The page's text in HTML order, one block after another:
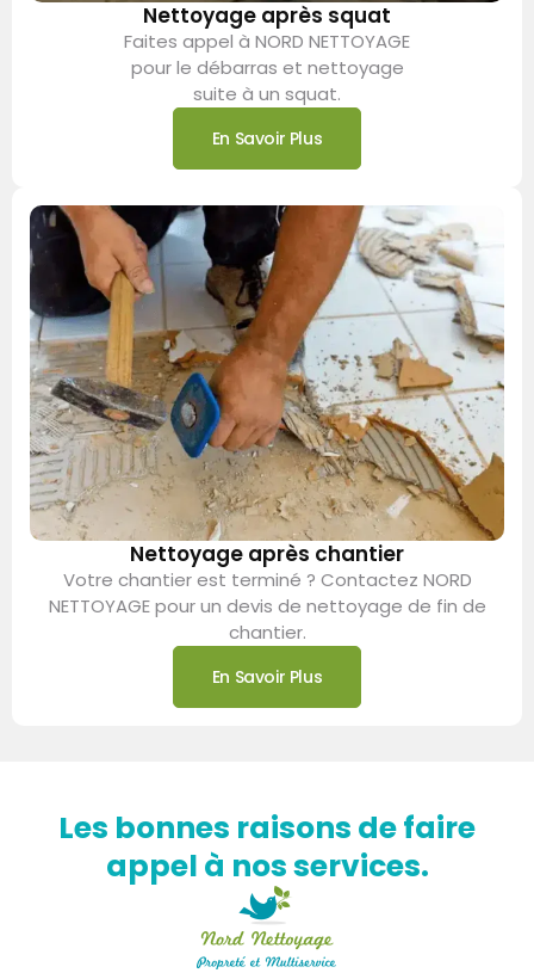
Nettoyage après squat
Faites appel à NORD NETTOYAGE
pour le débarras et nettoyage
suite à un squat.
En Savoir Plus
Nettoyage après chantier
Votre chantier est terminé ? Contactez NORD
NETTOYAGE pour un devis de nettoyage de fin de
chantier.
En Savoir Plus
Les bonnes raisons de faire
appel à nos services.